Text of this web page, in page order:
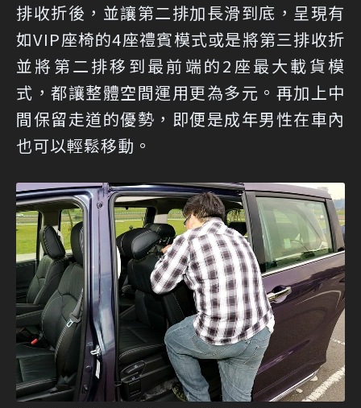
排收折後，並讓第二排加長滑到底，呈現有
如VIP座椅的4座禮賓模式或是將第三排收折
並將第二排移到最前端的2座最大載貨模
式，都讓整體空間運用更為多元。再加上中
間保留走道的優勢，即便是成年男性在車內
也可以輕鬆移動。